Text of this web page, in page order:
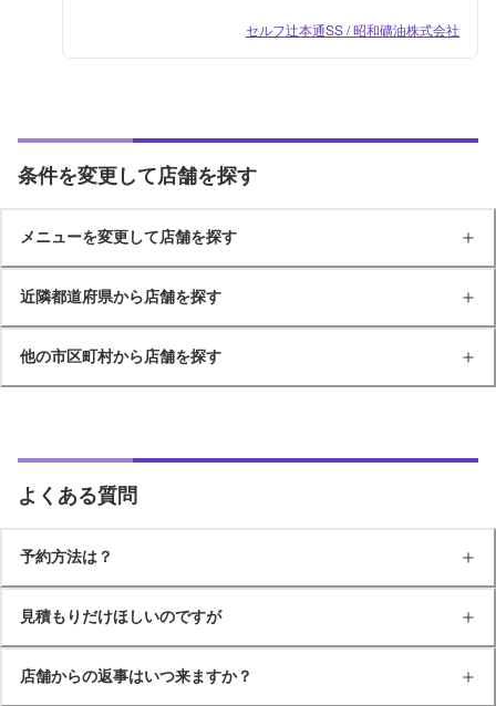
セルフ辻本通SS / 昭和礦油株式会社
条件を変更して店舗を探す
メニューを変更して店舗を探す
近隣都道府県から店舗を探す
他の市区町村から店舗を探す
よくある質問
予約方法は？
見積もりだけほしいのですが
店舗からの返事はいつ来ますか？